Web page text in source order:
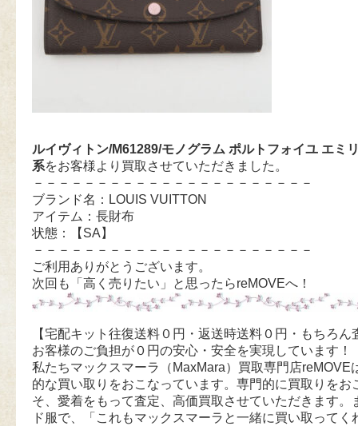
ルイヴィトン/M61289/モノグラム ポルトフォイユ エミ
系をお客様より買取させていただきました。
－－－－－－－－－－－－－－－－－－－－－－
ブランド名：LOUIS VUITTON
アイテム：長財布
状態：【SA】
－－－－－－－－－－－－－－－－－－－－－－
ご利用ありがとうございます。
次回も「高く売りたい」と思ったらreMOVEへ！
【宅配キット往復送料０円・返送時送料０円・もちろん
お客様のご負担が０円の安心・安全を実現しています！
私たちマックスマーラ（MaxMara）買取専門店reMOVE
的な買い取りをおこなっています。専門的に買取りをお
そ、愛着をもって査定、高価買取させていただきます。
ド服で、「これもマックスマーラと一緒に買い取ってく